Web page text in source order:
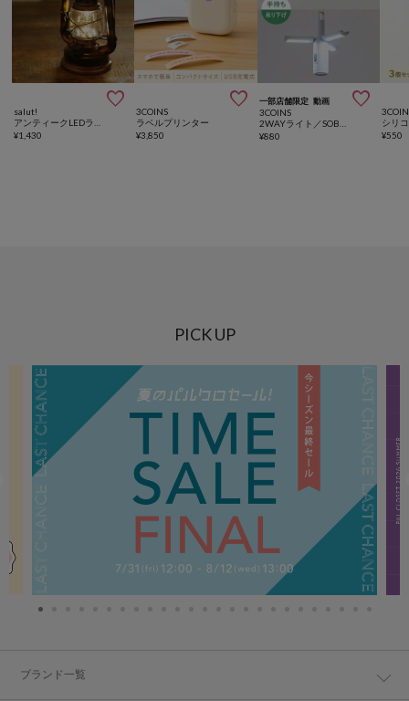

salut!
¥1,430

3COINS
ラベルプリンター
¥3,850
一部店舗限定 動画 
3COINS
¥880 ¥550
PICK UP
ブランド一覧